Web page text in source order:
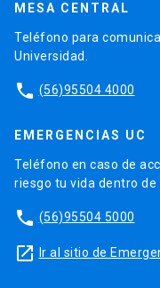
MESA CENTRAL
Teléfono para
Universidad.
phone (56)95504 4000
EMERGENCIAS UC
Teléfono en caso de
riesgo tu vida dentro de
phone (56)95504 5000
launch Ir al sitio de